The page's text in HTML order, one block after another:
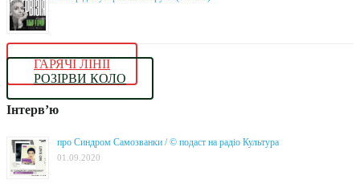
ГАРЯЧІ ЛІНІЇ
РОЗІРВИ КОЛО
Інтерв’ю
про Синдром Самозванки / © подаст на радіо Культура
01.09.2020